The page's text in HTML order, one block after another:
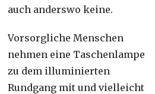
auch anderswo keine.
Vorsorgliche Menschen
nehmen eine Taschenlampe
zu dem illuminierten
Rundgang mit und vielleicht